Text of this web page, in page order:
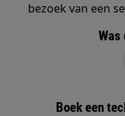
bezoek van een
Boek een